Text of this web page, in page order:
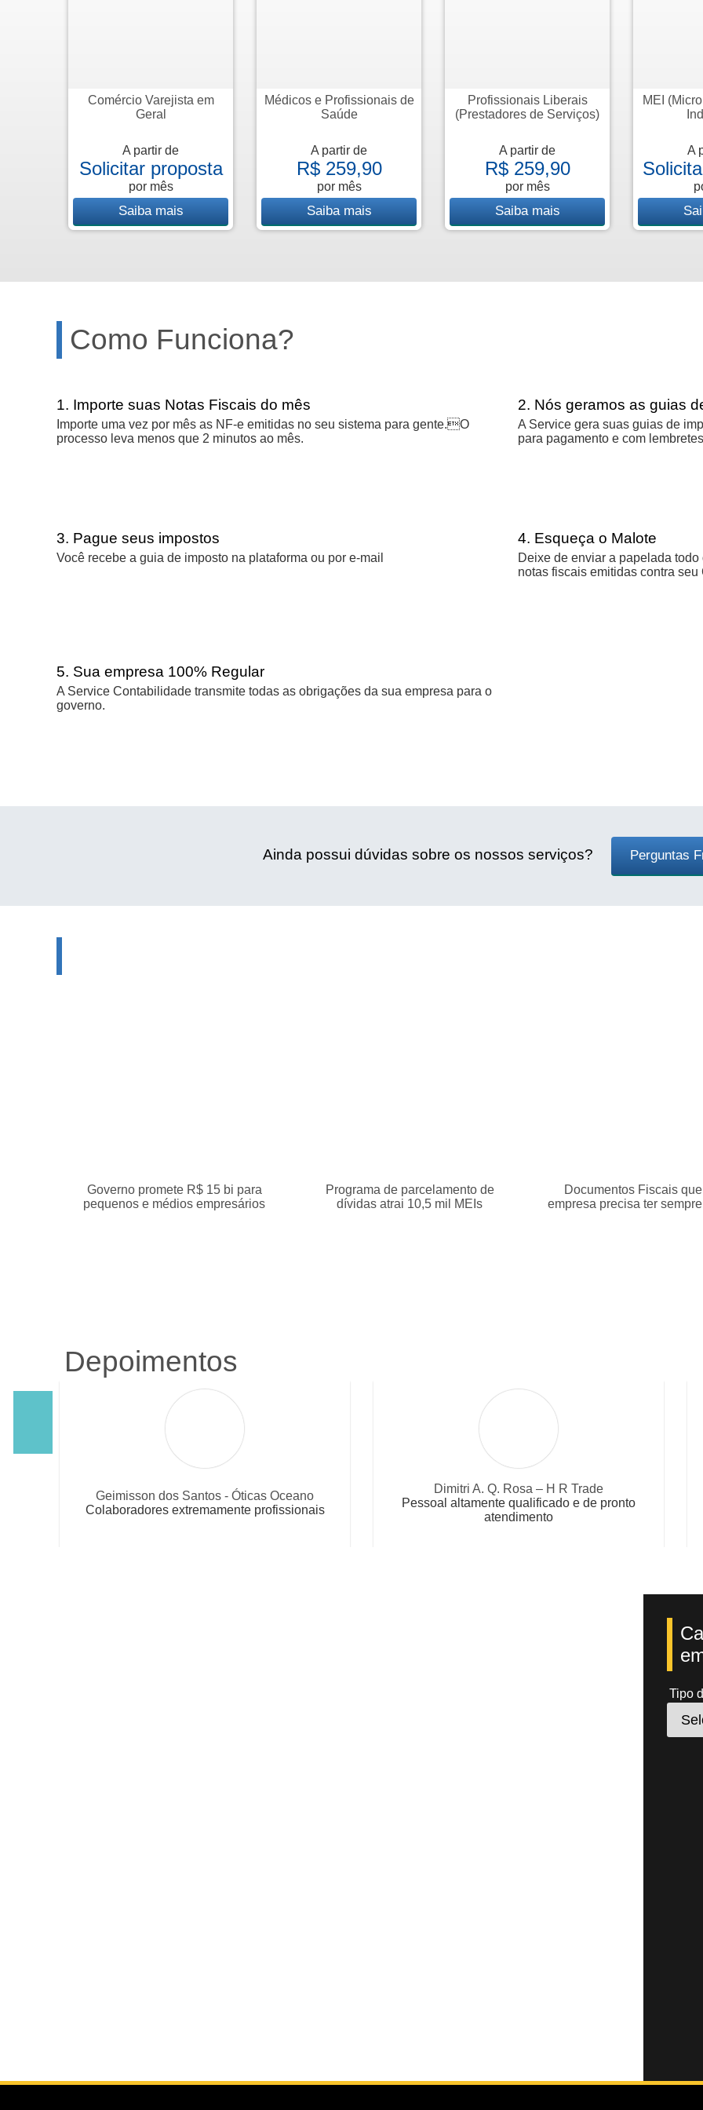
Comércio Varejista em
Geral
A partir de
Solicitar proposta
por mês
Saiba mais
Médicos e Profissionais de
Saúde
A partir de
R$ 259,90
por mês
Saiba mais
Profissionais Liberais
(Prestadores de Serviços)
A partir de
R$ 259,90
por mês
Saiba mais
MEI
A
Como Funciona?
1. Importe suas Notas Fiscais do mês
Importe uma vez por mês as NF-e emitidas no seu sistema para gente.O
processo leva menos que 2 minutos ao mês.
2. Nós geramos as guias
A Service gera suas guias de
para pagamento e com
3. Pague seus impostos
Você recebe a guia de imposto na plataforma ou por e-mail
4. Esqueça o Malote
Deixe de enviar a papelada
notas fiscais emitidas contra seu
5. Sua empresa 100% Regular
A Service Contabilidade transmite todas as obrigações da sua empresa para o
governo.
Ainda possui dúvidas sobre os nossos serviços? Perguntas
Governo promete R$ 15 bi para
pequenos e médios empresários
Programa de parcelamento de
dívidas atrai 10,5 mil MEIs
Documentos Fiscais
empresa precisa ter
Depoimentos
Dimitri A. Q. Rosa – H R Trade
Pessoal altamente qualificado e de pronto
atendimento
Wilson Junior - Kadoshi Pescados
Equipe super atualizada, competente e ágil
Tipo